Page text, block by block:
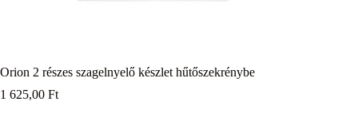
Orion 2 részes szagelnyelő készlet hűtőszekrénybe
1 625,00 Ft